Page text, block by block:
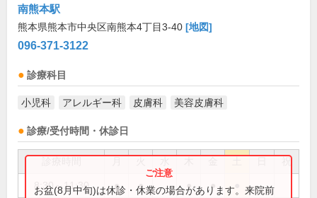
南熊本駅
熊本県熊本市中央区南熊本4丁目3-40 [地図]
096-371-3122
診療科目
小児科 アレルギー科 皮膚科 美容皮膚科
診療/受付時間・休診日
祝
8:30～11:30 ● ● ● ●
お盆(8月中旬)は休診・休業の場合があります。来院前